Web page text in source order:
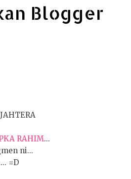
Blogger
RAHIM...
ni...
=D